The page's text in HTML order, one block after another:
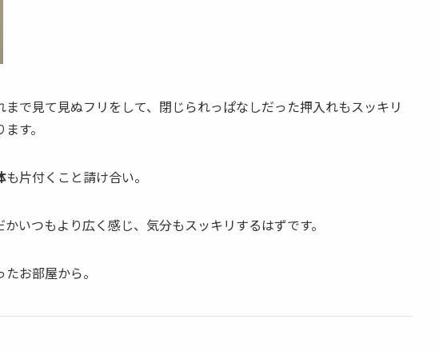
で見て見ぬフリをして、閉じられっぱなしだった押入れもスッキリ
す。
も片付くこと請け合い。
いつもより広く感じ、気分もスッキリするはずです。
お部屋から。